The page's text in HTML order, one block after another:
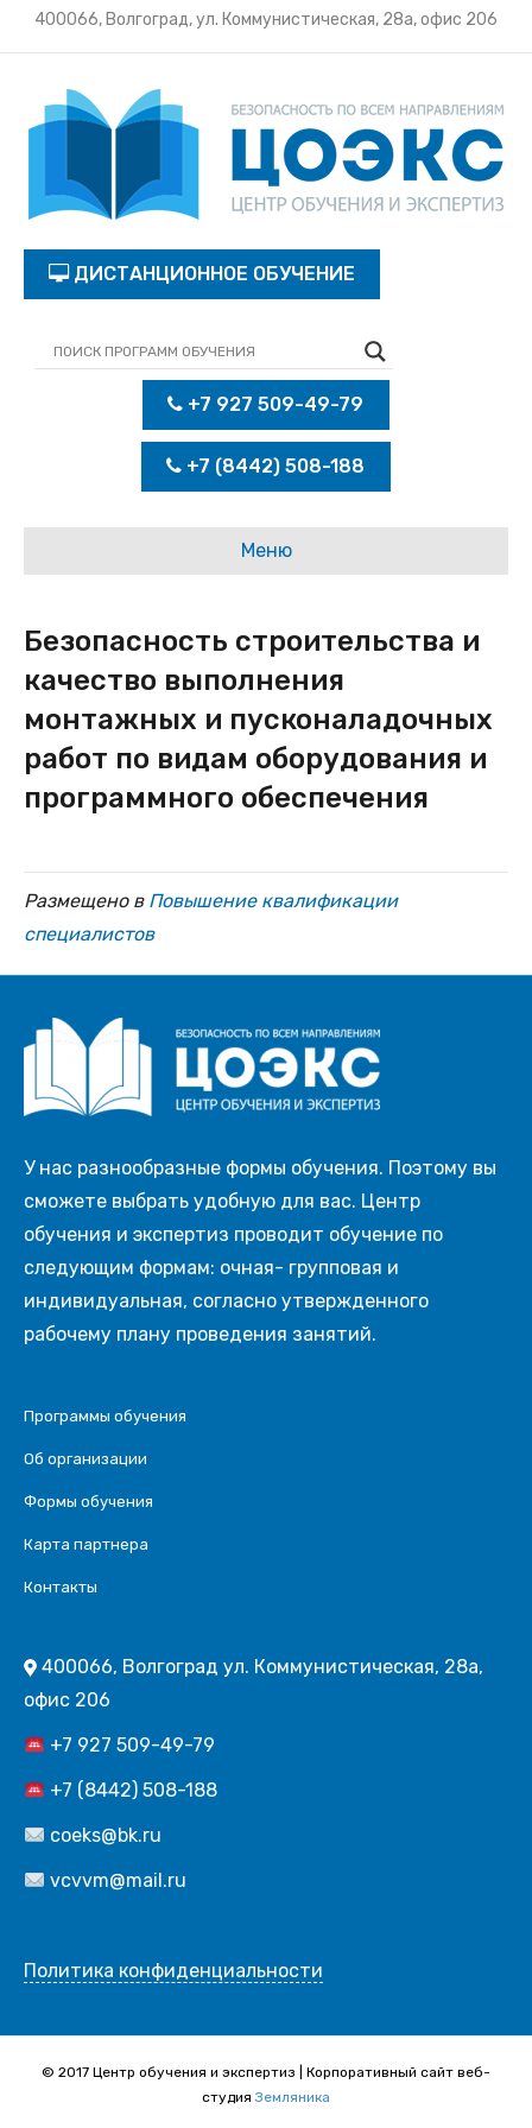
400066, Волгоград, ул. Коммунистическая, 28а, офис 206
ДИСТАНЦИОННОЕ ОБУЧЕНИЕ
+7 927 509-49-79
+7 (8442) 508-188
Меню
Безопасность строительства и
качество выполнения
монтажных и пусконаладочных
работ по видам оборудования и
программного обеспечения
Размещено в Повышение квалификации
специалистов
У нас разнообразные формы обучения. Поэтому вы
сможете выбрать удобную для вас. Центр
обучения и экспертиз проводит обучение по
следующим формам: очная- групповая и
индивидуальная, согласно утвержденного
рабочему плану проведения занятий.
Программы обучения
Об организации
Формы обучения
Карта партнера
Контакты
400066, Волгоград ул. Коммунистическая, 28а,
офис 206
+7 927 509-49-79
+7 (8442) 508-188
coeks@bk.ru
vcvvm@mail.ru
Политика конфиденциальности
© 2017 Центр обучения и экспертиз | Корпоративный сайт веб-
студия Земляника